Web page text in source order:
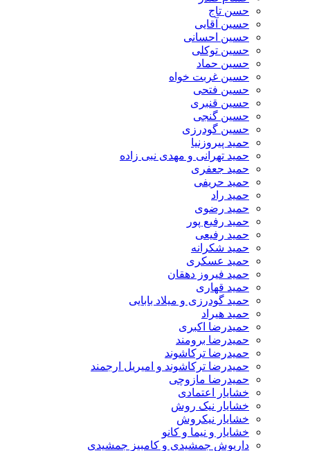
حسن تاج
حسین آقایی
حسین احسانی
حسین توکلی
حسین حماد
حسین غربت خواه
حسین فتحی
حسین قنبری
حسین گنجی
حسین گودرزی
حمید پیروزنیا
حمید تهرانی و مهدی نبی زاده
حمید جعفری
حمید حریفی
حمید راد
حمید رضوی
حمید رفیع پور
حمید رفیعی
حمید شکرانه
حمید عسکری
حمید فیروز دهقان
حمید قهاری
حمید گودرزی و میلاد بابایی
حمید هیراد
حمیدرضا اکبری
حمیدرضا برومند
حمیدرضا ترکاشوند
حمیدرضا ترکاشوند و امیریل ارجمند
حمیدرضا مازوچی
خشایار اعتمادی
خشایار نیک روش
خشایار نیکروش
خشایار و نیما و کانو
داریوش جمشیدی و کامبیز جمشیدی